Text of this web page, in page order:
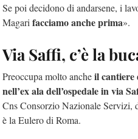
Se poi decidono di andarsene, i
Magari facciamo anche prima».
Via Saffi, c’è la
Preoccupa molto ancheil cantiere
nell’ex ala dell’ospedale in via
Cns Consorzio Nazionale Servizi,
è la Eulero di Roma.